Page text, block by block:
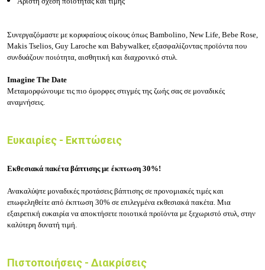
Συνεργαζόμαστε με κορυφαίους οίκους όπως Bambolino, New Life, Bebe Rose,
Makis Tselios, Guy Laroche και Babywalker, εξασφαλίζοντας προϊόντα που
συνδυάζουν ποιότητα, αισθητική και διαχρονικό στυλ.
Imagine The Date
Μεταμορφώνουμε τις πιο όμορφες στιγμές της ζωής σας σε μοναδικές
αναμνήσεις.
Ευκαιρίες - Εκπτώσεις
Εκθεσιακά πακέτα βάπτισης με έκπτωση 30%!
Ανακαλύψτε μοναδικές προτάσεις βάπτισης σε προνομιακές τιμές και
επωφεληθείτε από έκπτωση 30% σε επιλεγμένα εκθεσιακά πακέτα. Μια
εξαιρετική ευκαιρία να αποκτήσετε ποιοτικά προϊόντα με ξεχωριστό στυλ, στην
καλύτερη δυνατή τιμή.
Πιστοποιήσεις - Διακρίσεις